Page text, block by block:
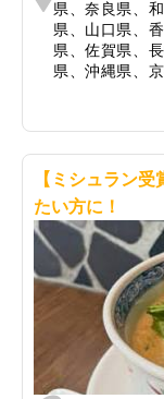
県、奈良県、
県、山口県、
県、佐賀県、
県、沖縄県、
【ミシュラン
たい方に！